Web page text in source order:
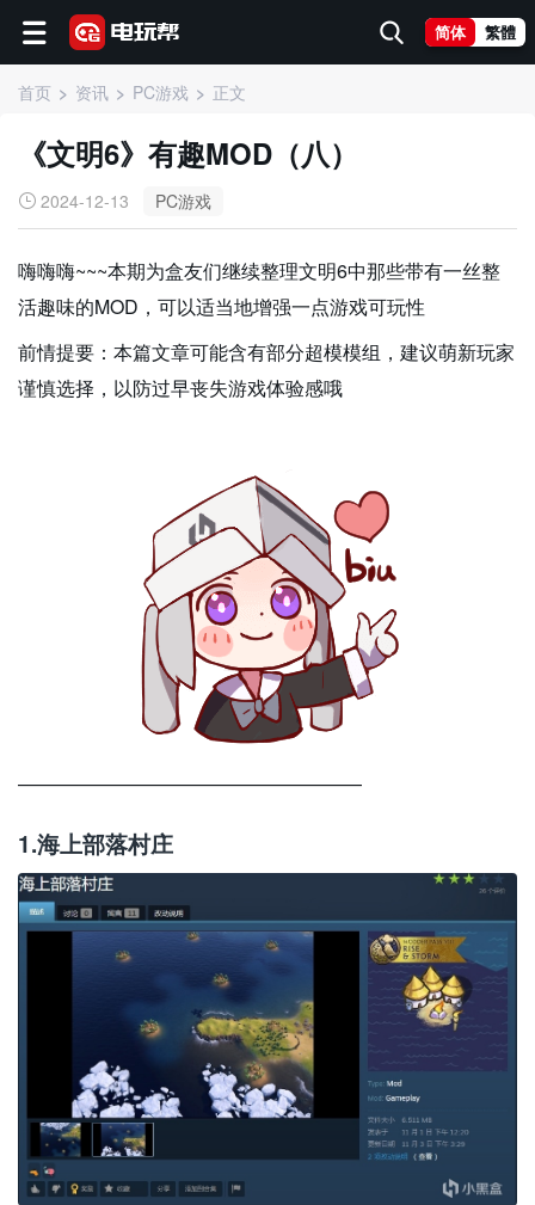
简体 繁體
首页 资讯 PC游戏 正文
《文明6》有趣MOD（八）
2024-12-13 PC游戏
嗨嗨嗨~~~本期为盒友们继续整理文明6中那些带有一丝整
活趣味的MOD，可以适当地增强一点游戏可玩性
前情提要：本篇文章可能含有部分超模模组，建议萌新玩家
谨慎选择，以防过早丧失游戏体验感哦
——————————————————
1.海上部落村庄